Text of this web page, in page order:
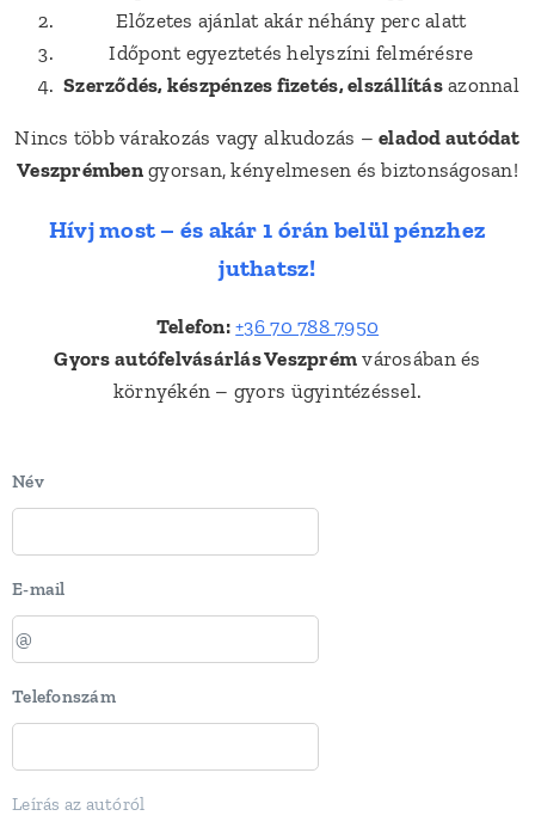
Előzetes ajánlat akár néhány perc alatt
Időpont egyeztetés helyszíni felmérésre
Szerződés, készpénzes fizetés, elszállításazonnal
Nincs több várakozás vagy alkudozás –eladod autódat
Veszprémbengyorsan, kényelmesen és biztonságosan!
Hívj most – és akár 1 órán belül pénzhez
juthatsz!
Telefon: +36 70 788 7950
Gyors autófelvásárlás Veszprém városában és
környékén – gyors ügyintézéssel.
Név
E-mail
Telefonszám
Leírás az autóról